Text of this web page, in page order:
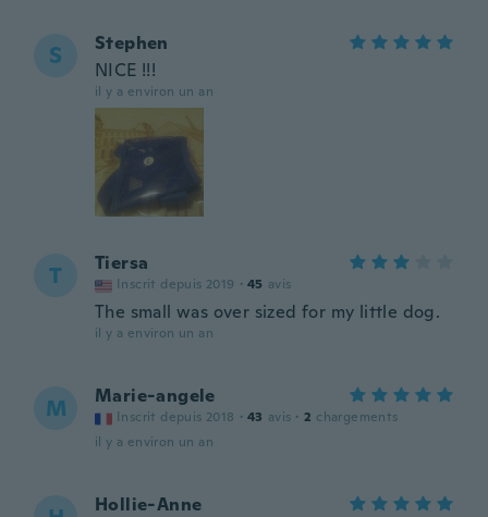
S
Stephen
NICE !!!
il y a environ un an
T Tiersa
Inscrit depuis 2019 · 45 avis
The small was over sized for my little dog.
il y a environ un an
M Marie-angele
Inscrit depuis 2018 · 43 avis · 2 chargements
il y a environ un an
Hollie-Anne